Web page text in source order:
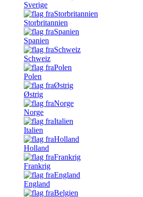
Sverige
Storbritannien
Spanien
Schweiz
Polen
Østrig
Norge
Italien
Holland
Frankrig
England